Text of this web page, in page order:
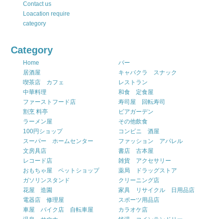
Contact us
Loacation require
category
Category
Home
バー
居酒屋
キャバクラ スナック
喫茶店 カフェ
レストラン
中華料理
和食 定食屋
ファーストフード店
寿司屋 回転寿司
割烹 料亭
ビアガーデン
ラーメン屋
その他飲食
100円ショップ
コンビニ 酒屋
スーパー ホームセンター
ファッション アパレル
文房具店
書店 古本屋
レコード店
雑貨 アクセサリー
おもちゃ屋 ペットショップ
薬局 ドラッグストア
ガソリンスタンド
クリーニング店
花屋 造園
家具 リサイクル 日用品店
電器店 修理屋
スポーツ用品店
車屋 バイク店 自転車屋
カラオケ店